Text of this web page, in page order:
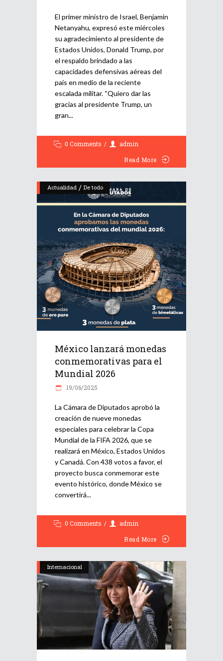
El primer ministro de Israel, Benjamin
Netanyahu, expresó este miércoles
su agradecimiento al presidente de
Estados Unidos, Donald Trump, por
el respaldo brindado a las
capacidades defensivas aéreas del
país en medio de la reciente
escalada militar. “Quiero dar las
gracias al presidente Trump, un
gran
0 Comments
admin
Read More
Actualidad / De todo
México lanzará monedas
conmemorativas para el
Mundial 2026
19/06/2025
La Cámara de Diputados aprobó la
creación de nueve monedas
especiales para celebrar la Copa
Mundial de la FIFA 2026, que se
realizará en México, Estados Unidos
y Canadá. Con 438 votos a favor, el
proyecto busca conmemorar este
evento histórico, donde México se
convertirá
0 Comments
admin
Read More
Internacional